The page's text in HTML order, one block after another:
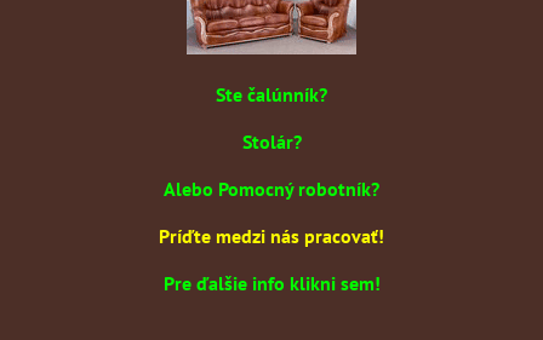
Ste čalúnník?
Stolár?
Alebo Pomocný robotník?
Príďte medzi nás pracovať!
Pre ďalšie info klikni sem!